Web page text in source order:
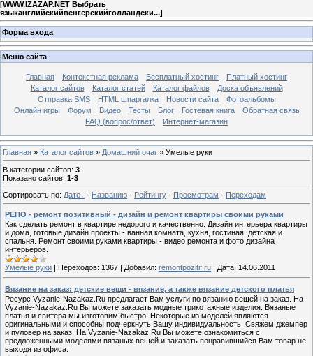
[WWW.IZAZAP.NET Выбрать
языканглийскийвенгерскийголландски...]
Форма входа
Меню сайта
Главная Контекстная реклама Бесплатный хостинг
Платный хостинг
Каталог сайтов
Каталог статей Каталог файлов
Доска объявлений
Отправка SMS
HTML шпаргалка Новости сайта
Фотоальбомы
Онлайн игры
Форум Видео Тесты Блог Гостевая книга
Обратная связь
FAQ (вопрос/ответ)
Интернет-магазин
Главная » Каталог сайтов » Домашний очаг » Умелые руки
В категории сайтов: 3
Показано сайтов: 1-3
Сортировать по: Дате · Названию · Рейтингу · Просмотрам · Переходам
РЕПО - ремонт позитивный - дизайн и ремонт квартиры своими руками
Как сделать ремонт в квартире недорого и качественно. Дизайн интерьера квартиры
и дома, готовые дизайн проекты - ванная комната, кухня, гостиная, детская и
спальня. Ремонт своими руками квартиры - видео ремонта и фото дизайна
интерьеров.
Умелые руки | Переходов: 1367 | Добавил: remontpozitif.ru | Дата: 14.06.2011
Вязание на заказ: детские вещи - вязание, а также вязание детского платья
Ресурс Vyzanie-Nazakaz.Ru предлагает Вам услуги по вязанию вещей на заказ. На
Vyzanie-Nazakaz.Ru Вы можете заказать модные трикотажные изделия. Вязаные
платья и свитера мы изготовим быстро. Некоторые из моделей являются
оригинальными и способны подчеркнуть Вашу индивидуальность. Свяжем джемпер
и пуловер на заказ. На Vyzanie-Nazakaz.Ru Вы можете ознакомиться с
предложенными моделями вязаных вещей и заказать понравившийся Вам товар не
выходя из офиса.